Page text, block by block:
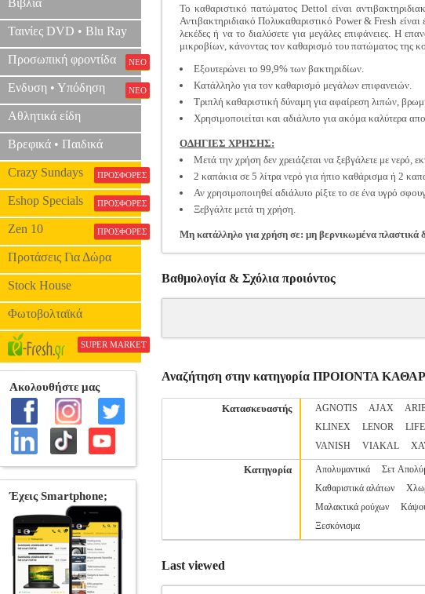
Βιβλία
Ταινίες DVD • Blu Ray
Προσωπική φροντίδα ΝΕΟ
Ενδυση • Υπόδηση ΝΕΟ
Αθλητικά είδη
Βρεφικά • Παιδικά
Crazy Sundays ΠΡΟΣΦΟΡΕΣ
Eshop Specials ΠΡΟΣΦΟΡΕΣ
Zen 10 ΠΡΟΣΦΟΡΕΣ
Προτάσεις Για Δώρα
Stock House
Φωτοβολταϊκά
SUPER MARKET
To καθαριστικό πατώματος Dettol είναι
Αντιβακτηριδιακό Πολυκαθαριστικό Power & Fresh
λεκέδες ή να το διαλύσετε για μεγάλες επιφάνειες. Η
μικροβίων, κάνοντας τον καθαρισμό του πατώματος της
Εξουτερώνει το 99,9% των βακτηριδίων.
Κατάλληλο για τον καθαρισμό μεγάλων επιφανειών.
Τριπλή καθαριστική δύναμη για αφαίρεση λιπών,
Χρησιμοποιείται και αδιάλυτο για ακόμα καλύτερα
ΟΔΗΓΙΕΣ ΧΡΗΣΗΣ:
Μετά την χρήση δεν χρειάζεται να ξεβγάλετε με νερό,
2 καπάκια σε 5 λίτρα νερό για ήπιο καθάρισμα ή 2
Αν χρησιμοποιηθεί αδιάλυτο ρίξτε το σε ένα υγρό
Ξεβγάλτε μετά τη χρήση.
Μη κατάλληλο για χρήση σε: μη βερνικωμένα πλαστικά
Βαθμολογία & Σχόλια προιόντος
Αναζήτηση στην κατηγορία ΠΡΟΙΟΝΤΑ
Κατασκευαστής AGNOTIS AJAX
KLINEX
LENOR LIFE
VANISH
VIAKAL
Κατηγορία Απολυμαντικά Σετ
Καθαριστικά αλάτων
Μαλακτικά ρούχων
Ξεσκόνισμα
Last viewed